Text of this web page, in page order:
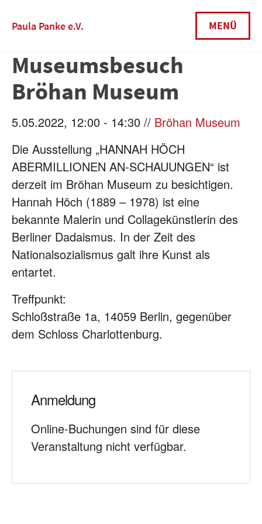
Paula Panke e.V. MENÜ
Museumsbesuch
Bröhan Museum
5.05.2022, 12:00 - 14:30 // Bröhan Museum
Die Ausstellung „HANNAH HÖCH
ABERMILLIONEN AN-SCHAUUNGEN“ ist
derzeit im Bröhan Museum zu besichtigen.
Hannah Höch (1889 – 1978) ist eine
bekannte Malerin und Collagekünstlerin des
Berliner Dadaismus. In der Zeit des
Nationalsozialismus galt ihre Kunst als
entartet.
Treffpunkt:
Schloßstraße 1a, 14059 Berlin, gegenüber
dem Schloss Charlottenburg.
Anmeldung
Online-Buchungen sind für diese
Veranstaltung nicht verfügbar.